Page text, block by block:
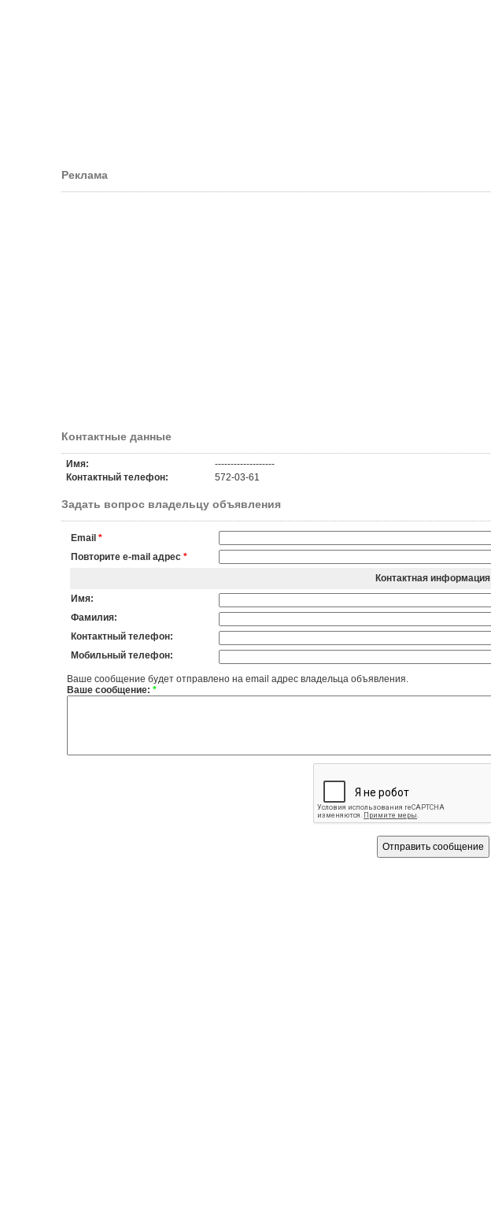
Реклама
Контактные данные
Имя:
-------------------
Контактный телефон:
572-03-61
Задать вопрос владельцу объявления
Email *
Повторите e-mail адрес *
Контактная информация
Имя:
Фамилия:
Контактный телефон:
Мобильный телефон:
Ваше сообщение будет отправлено на email адрес владельца объявления.
Ваше сообщение: *